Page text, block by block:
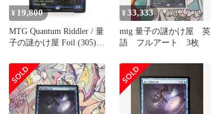
¥ 19,800
MTG Quantum Riddler / 量
子の謎かけ屋 Foil (305)
#UX2463
¥33,333
mtg 量子の謎かけ屋 英
語 フルアート 3枚